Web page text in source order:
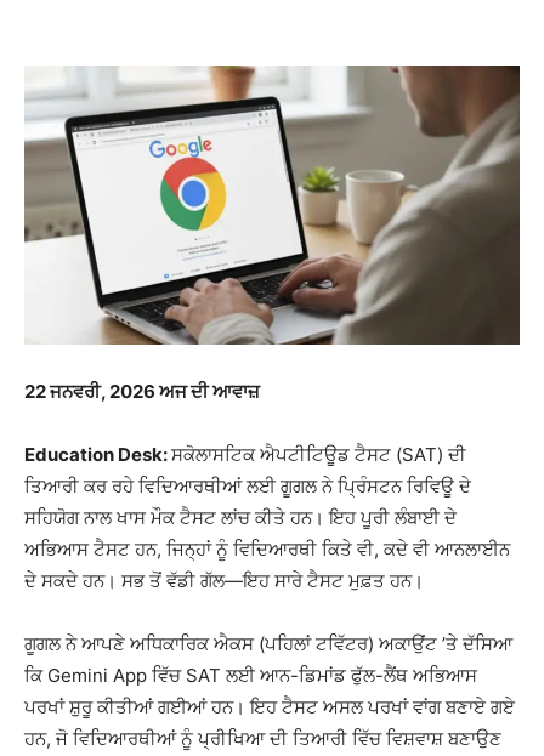
22 ਜਨਵਰੀ, 2026 ਅਜ ਦੀ ਆਵਾਜ਼
Education Desk:ਸਕੋਲਾਸਟਿਕ ਐਪਟੀਟਿਊਡ ਟੈਸਟ (SAT) ਦੀ
ਤਿਆਰੀ ਕਰ ਰਹੇ ਵਿਦਿਆਰਥੀਆਂ ਲਈ ਗੂਗਲ ਨੇ ਪ੍ਰਿੰਸਟਨ ਰਿਵਿਊ ਦੇ
ਸਹਿਯੋਗ ਨਾਲ ਖਾਸ ਮੌਕ ਟੈਸਟ ਲਾਂਚ ਕੀਤੇ ਹਨ। ਇਹ ਪੂਰੀ ਲੰਬਾਈ ਦੇ
ਅਭਿਆਸ ਟੈਸਟ ਹਨ, ਜਿਨ੍ਹਾਂ ਨੂੰ ਵਿਦਿਆਰਥੀ ਕਿਤੇ ਵੀ, ਕਦੇ ਵੀ ਆਨਲਾਈਨ
ਦੇ ਸਕਦੇ ਹਨ। ਸਭ ਤੋਂ ਵੱਡੀ ਗੱਲ—ਇਹ ਸਾਰੇ ਟੈਸਟ ਮੁਫ਼ਤ ਹਨ।
ਗੂਗਲ ਨੇ ਆਪਣੇ ਅਧਿਕਾਰਿਕ ਐਕਸ (ਪਹਿਲਾਂ ਟਵਿੱਟਰ) ਅਕਾਉਂਟ ’ਤੇ ਦੱਸਿਆ
ਕਿ Gemini App ਵਿੱਚ SAT ਲਈ ਆਨ-ਡਿਮਾਂਡ ਫੁੱਲ-ਲੈਂਥ ਅਭਿਆਸ
ਪਰਖਾਂ ਸ਼ੁਰੂ ਕੀਤੀਆਂ ਗਈਆਂ ਹਨ। ਇਹ ਟੈਸਟ ਅਸਲ ਪਰਖਾਂ ਵਾਂਗ ਬਣਾਏ ਗਏ
ਹਨ, ਜੋ ਵਿਦਿਆਰਥੀਆਂ ਨੂੰ ਪ੍ਰੀਖਿਆ ਦੀ ਤਿਆਰੀ ਵਿੱਚ ਵਿਸ਼ਵਾਸ਼ ਬਣਾਉਣ